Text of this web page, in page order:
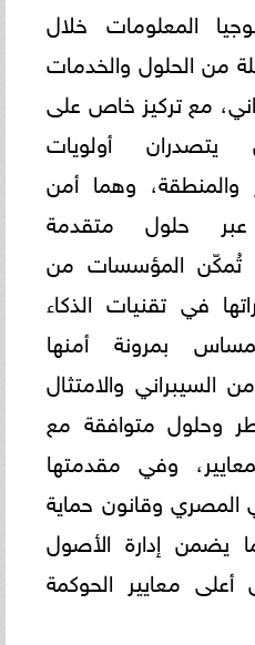
المعلومات خلال
من الحلول والخدمات
مع تركيز خاص على
يتصدران أولويات
وهما أمن
عبر حلول متقدمة
تُمكّن المؤسسات من
في تقنيات الذكاء
بمرونة أمنها
السيبراني والامتثال
وحلول متوافقة مع
وفي مقدمتها
المصري وقانون حماية
يضمن إدارة الأصول
أعلى معايير الحوكمة